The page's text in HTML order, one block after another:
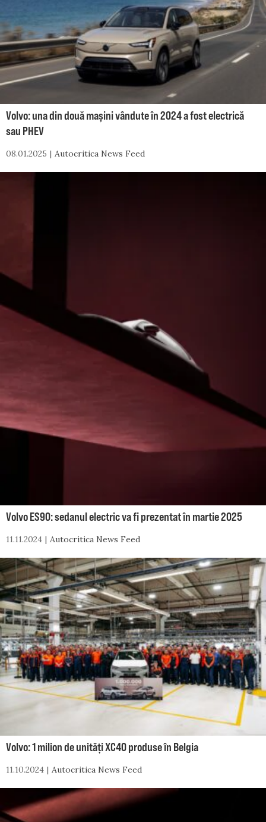
Volvo: una din două mașini vândute în 2024 a fost electrică
sau PHEV
08.01.2025 Autocritica News Feed
Volvo ES90: sedanul electric va fi prezentat în martie 2025
11.11.2024 Autocritica News Feed
Volvo: 1 milion de unități XC40 produse în Belgia
11.10.2024 Autocritica News Feed